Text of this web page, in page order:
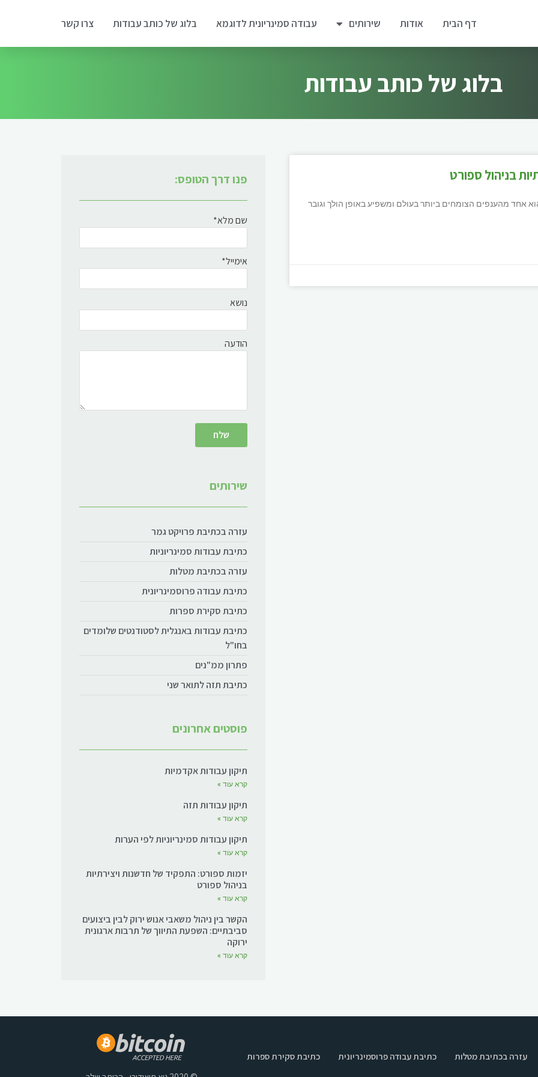
דף הבית אודות שירותים עבודה סמינריונית לדוגמא בלוג של כותב עבודות צרו קשר
בלוג של כותב עבודות
בניהול ספורט
מהענפים הצומחים ביותר בעולם ומשפיע באופן הולך וגובר
פנו דרך הטופס:
שם מלא*
אימייל*
נושא
הודעה
שירותים
עזרה בכתיבת פרויקט גמר
כתיבת עבודות סמינריוניות
עזרה בכתיבת מטלות
כתיבת עבודה פרוסמינריונית
כתיבת סקירת ספרות
כתיבת עבודות באנגלית לסטודנטים שלומדים
בחו"ל
פתרון ממ"נים
כתיבת תזה לתואר שני
פוסטים אחרונים
תיקון עבודות אקדמיות
קרא עוד »
תיקון עבודות תזה
קרא עוד »
תיקון עבודות סמינריוניות לפי הערות
קרא עוד »
יזמות ספורט: התפקיד של חדשנות ויצירתיות
בניהול ספורט
קרא עוד »
הקשר בין ניהול משאבי אנוש ירוק לבין ביצועים
סביבתיים: השפעת התיווך של תרבות ארגונית
ירוקה
קרא עוד »
עזרה בכתיבת מטלות כתיבת עבודה פרוסמינריונית
כתיבת סקירת ספרות